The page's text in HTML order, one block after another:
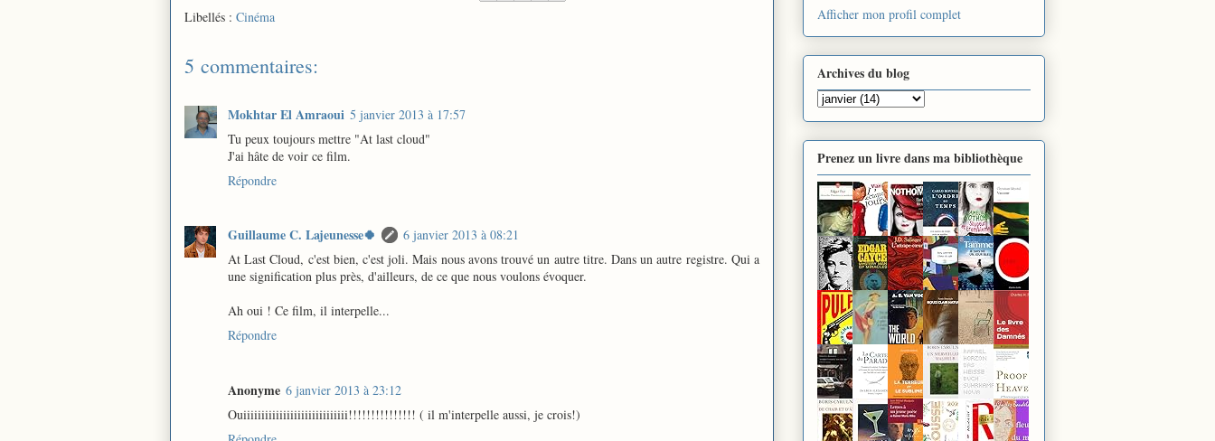
Libellés : Cinéma
5 commentaires:
Mokhtar El Amraoui 5 janvier 2013 à 17:57
Tu peux toujours mettre "At last cloud"
J'ai hâte de voir ce film.
Répondre
Guillaume C. Lajeunesse🍀
6 janvier 2013 à 08:21
At Last Cloud, c'est bien, c'est joli. Mais nous avons trouvé un autre titre. Dans un autre registre. Qui a
une signification plus près, d'ailleurs, de ce que nous voulons évoquer.
Ah oui ! Ce film, il interpelle...
Répondre
Anonyme 6 janvier 2013 à 23:12
Ouiiiiiiiiiiiiiiiiiiiiiiiiiiiii!!!!!!!!!!!!!!! ( il m'interpelle aussi, je crois!)
Afficher mon profil complet
Archives du blog
Prenez un livre dans ma bibliothèque